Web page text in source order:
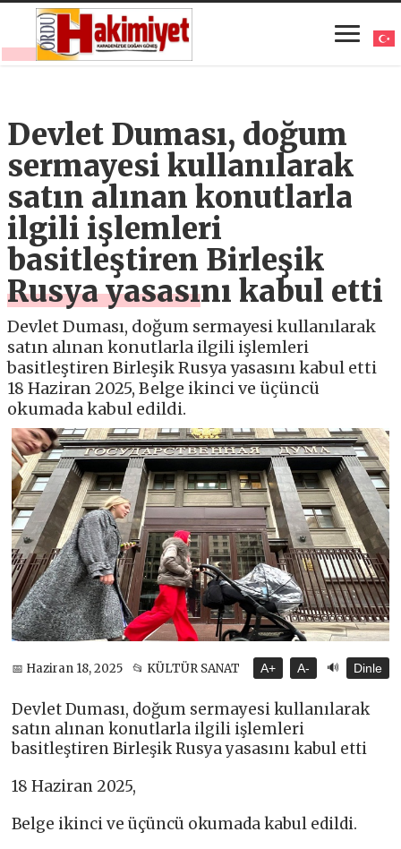
Devlet Duması, doğum
sermayesi kullanılarak
satın alınan konutlarla
ilgili işlemleri
basitleştiren Birleşik
Rusya yasasını kabul etti
Devlet Duması, doğum sermayesi kullanılarak
satın alınan konutlarla ilgili işlemleri
basitleştiren Birleşik Rusya yasasını kabul etti
18 Haziran 2025, Belge ikinci ve üçüncü
okumada kabul edildi.
📅 Haziran 18, 2025 📂 KÜLTÜR SANAT A+ A- 🔊 Dinle
Devlet Duması, doğum sermayesi kullanılarak
satın alınan konutlarla ilgili işlemleri
basitleştiren Birleşik Rusya yasasını kabul etti
18 Haziran 2025,
Belge ikinci ve üçüncü okumada kabul edildi.